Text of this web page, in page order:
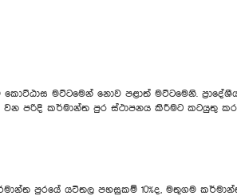
මට්ටමෙන් නොව පළාත් මට්‍ටමෙනි.
පරිදි කර්මාන්ත පුර ස්ථාපනය කිරීමට කටයුතු
පුරයේ යටිතල පහසුකම් 10%ද, මතුගම